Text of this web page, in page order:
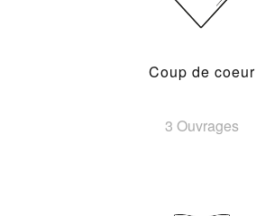
Coup de coeur
3 Ouvrages